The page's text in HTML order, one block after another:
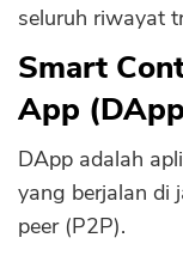
seluruh riwayat
Smart
App
DApp adalah
yang berjalan di
peer (P2P).